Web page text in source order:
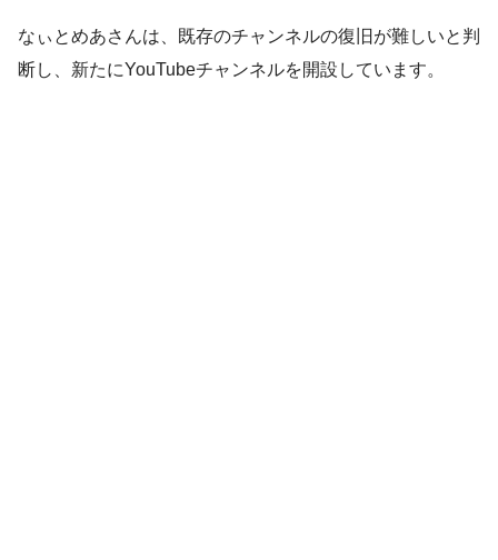
なぃとめあさんは、既存のチャンネルの復旧が難しいと判
断し、新たにYouTubeチャンネルを開設しています。